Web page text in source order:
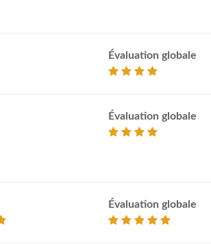
Évaluation globale
Évaluation globale
Évaluation globale